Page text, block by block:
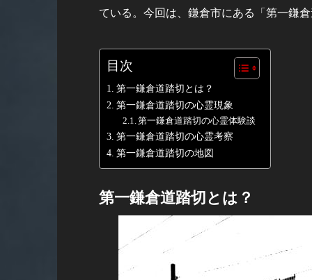
ている。今回は、鎌倉市にある「第一鎌
目次
第一鎌倉道踏切とは？
第一鎌倉道踏切の心霊現象
第一鎌倉道踏切の心霊体験談
第一鎌倉道踏切の心霊考察
第一鎌倉道踏切の地図
第一鎌倉道踏切とは？